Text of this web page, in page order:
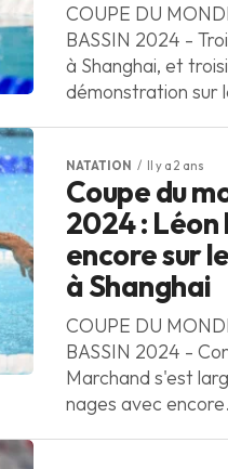
COUPE DU
BASSIN 2024 -
à Shanghai, et
démonstration sur
NATATION Il y a 2 ans
Coupe du
2024 :
encore sur
à Shanghai
COUPE DU
BASSIN 2024 -
Marchand s'est
nages avec